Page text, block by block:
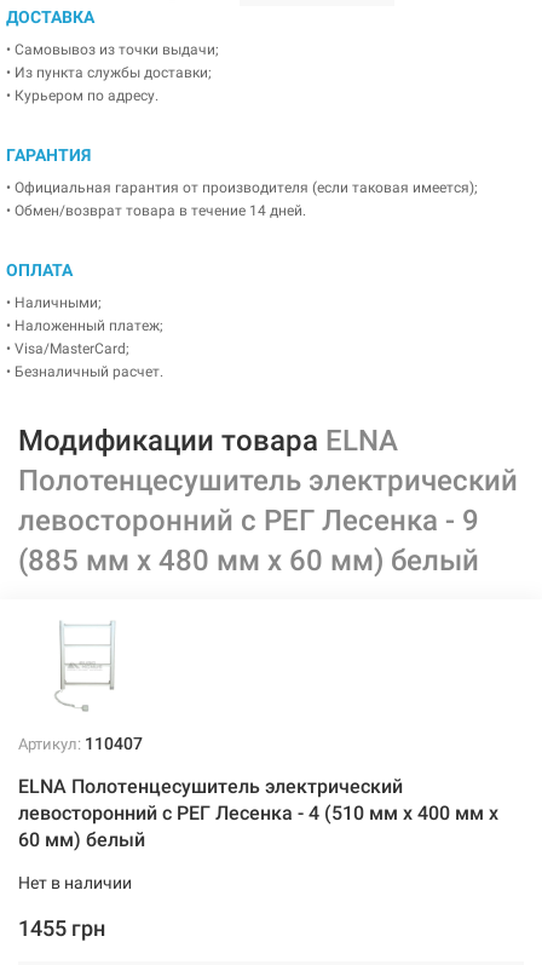
ДОСТАВКА
• Самовывоз из точки выдачи;
• Из пункта службы доставки;
• Курьером по адресу.
ГАРАНТИЯ
• Официальная гарантия от производителя (если таковая имеется);
• Обмен/возврат товара в течение 14 дней.
ОПЛАТА
• Наличными;
• Наложенный платеж;
• Visa/MasterCard;
• Безналичный расчет.
Модификации товара ELNA
Полотенцесушитель электрический
левосторонний с РЕГ Лесенка - 9
(885 мм х 480 мм х 60 мм) белый
Артикул: 110407
ELNA Полотенцесушитель электрический
левосторонний с РЕГ Лесенка - 4 (510 мм х 400 мм х
60 мм) белый
Нет в наличии
1455 грн